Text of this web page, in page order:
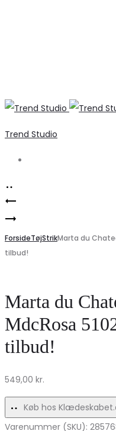
Trend Studio
Product
navigation
V-
hals
–
Bæredygtig
stil
Elegant
VILA
VIFOXY
Dame
–
Tidløs
ForsideTøjStrikMarta du
tilbud!
Marta du
MdcRosa
tilbud!
549,00 kr.
Køb hos
Varenummer (SKU):